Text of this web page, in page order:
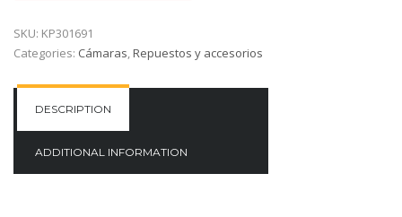
SKU: KP301691
Categories: Cámaras,Repuestos y accesorios
DESCRIPTION
ADDITIONAL INFORMATION